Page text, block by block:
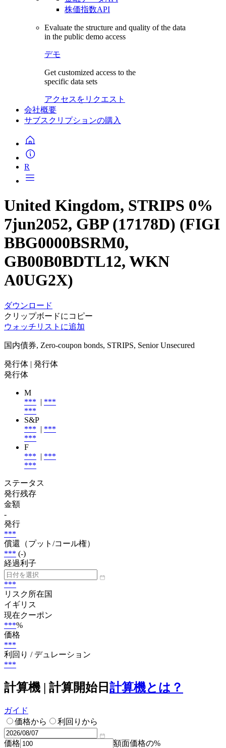
株価指数API
Evaluate the structure and quality of the data
in the public demo access
デモ
Get customized access to the
specific data sets
アクセスをリクエスト
会社概要
サブスクリプションの購入
R
United Kingdom, STRIPS 0%
7jun2052, GBP (17178D) (FIGI
BBG0000BSRM0,
GB00B0BDTL12, WKN
A0UG2X)
ダウンロード
クリップボードにコピー
ウォッチリストに追加
国内債券, Zero-coupon bonds, STRIPS, Senior Unsecured
発行体 | 発行体
発行体
M
*** | ***
***
S&P
*** | ***
***
F
*** | ***
***
ステータス
発行残存
金額
-
発行
***
償還（プット/コール権）
*** (-)
経過利子
***
リスク所在国
イギリス
現在クーポン
***%
価格
***
利回り / デュレーション
***
計算機 | 計算開始日 計算機とは？
ガイド
価格から
利回りから
価格
額面価格の%